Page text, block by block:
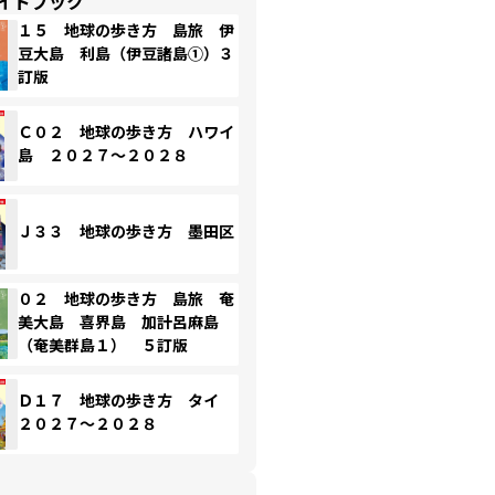
１５ 地球の歩き方 島旅 伊
豆大島 利島（伊豆諸島①）３
訂版
Ｃ０２ 地球の歩き方 ハワイ
島 ２０２７～２０２８
Ｊ３３ 地球の歩き方 墨田区
０２ 地球の歩き方 島旅 奄
美大島 喜界島 加計呂麻島
（奄美群島１） ５訂版
Ｄ１７ 地球の歩き方 タイ
２０２７～２０２８